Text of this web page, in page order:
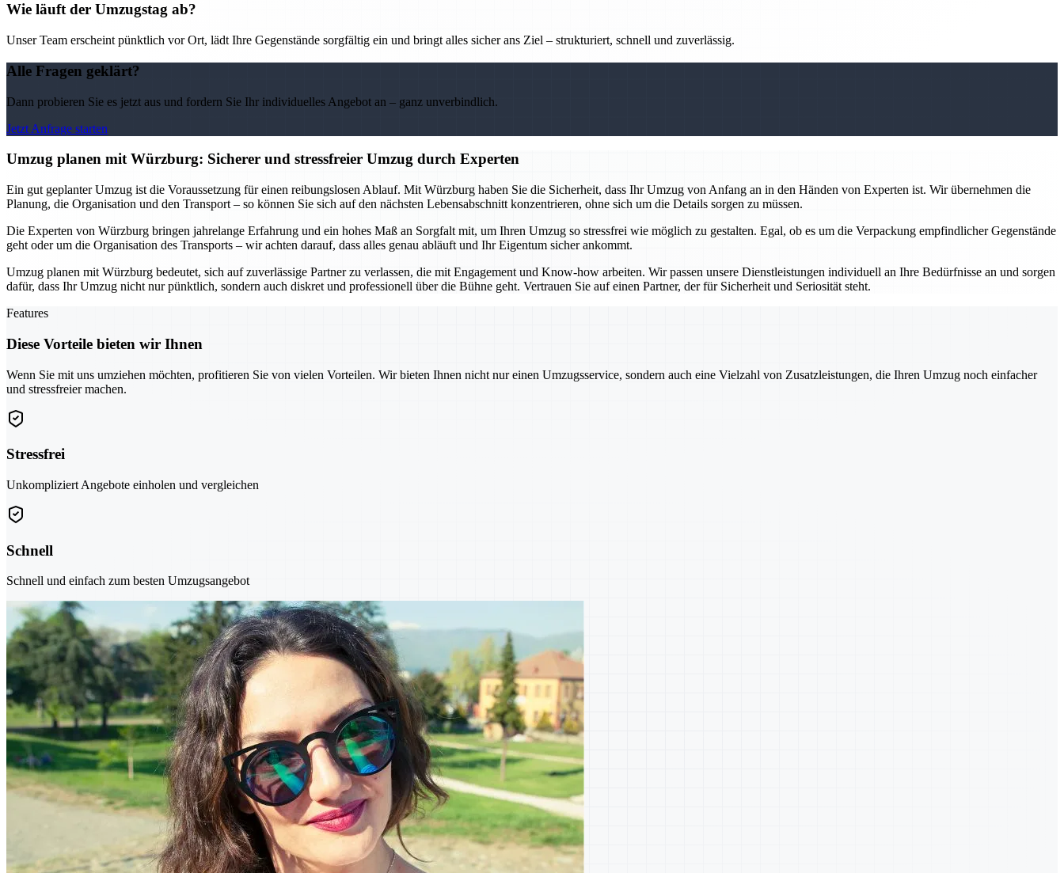
Wie läuft der Umzugstag ab?
Unser Team erscheint pünktlich vor Ort, lädt Ihre Gegenstände sorgfältig ein und bringt alles sicher ans Ziel – strukturiert, schnell und zuverlässig.
Alle Fragen geklärt?
Dann probieren Sie es jetzt aus und fordern Sie Ihr individuelles Angebot an – ganz unverbindlich.
Jetzt Anfrage starten
Umzug planen mit Würzburg: Sicherer und stressfreier Umzug durch Experten
Ein gut geplanter Umzug ist die Voraussetzung für einen reibungslosen Ablauf. Mit Würzburg haben Sie die Sicherheit, dass Ihr Umzug von Anfang an in den Händen von Experten ist. Wir übernehmen die
Planung, die Organisation und den Transport – so können Sie sich auf den nächsten Lebensabschnitt konzentrieren, ohne sich um die Details sorgen zu müssen.
Die Experten von Würzburg bringen jahrelange Erfahrung und ein hohes Maß an Sorgfalt mit, um Ihren Umzug so stressfrei wie möglich zu gestalten. Egal, ob es um die Verpackung empfindlicher Gegenstände
geht oder um die Organisation des Transports – wir achten darauf, dass alles genau abläuft und Ihr Eigentum sicher ankommt.
Umzug planen mit Würzburg bedeutet, sich auf zuverlässige Partner zu verlassen, die mit Engagement und Know-how arbeiten. Wir passen unsere Dienstleistungen individuell an Ihre Bedürfnisse an und sorgen
dafür, dass Ihr Umzug nicht nur pünktlich, sondern auch diskret und professionell über die Bühne geht. Vertrauen Sie auf einen Partner, der für Sicherheit und Seriosität steht.
Features
Diese Vorteile bieten wir Ihnen
Wenn Sie mit uns umziehen möchten, profitieren Sie von vielen Vorteilen. Wir bieten Ihnen nicht nur einen Umzugsservice, sondern auch eine Vielzahl von Zusatzleistungen, die Ihren Umzug noch einfacher
und stressfreier machen.
Stressfrei
Unkompliziert Angebote einholen und vergleichen
Schnell
Schnell und einfach zum besten Umzugsangebot